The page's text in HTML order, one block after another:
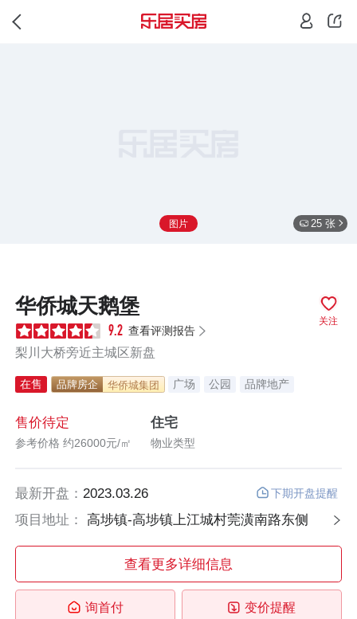
图片 25 张
关注
华侨城天鹅堡
9.2 查看评测报告
梨川大桥旁近主城区新盘
在售 品牌房企 华侨城集团 广场 公园
品牌地产
售价待定
参考价格 约26000元/㎡
住宅
物业类型
最新开盘： 2023.03.26 下期开盘提醒
项目地址： 高埗镇-高埗镇上江城村莞潢南路东侧
查看更多详细信息
询首付 变价提醒